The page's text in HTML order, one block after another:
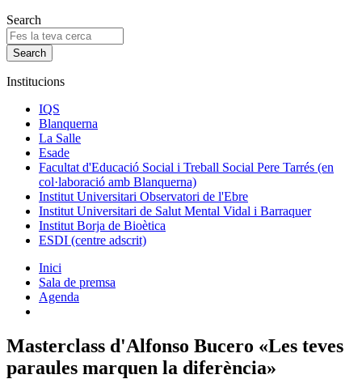
Search
Institucions
IQS
Blanquerna
La Salle
Esade
Facultat d'Educació Social i Treball Social Pere Tarrés (en
col·laboració amb Blanquerna)
Institut Universitari Observatori de l'Ebre
Institut Universitari de Salut Mental Vidal i Barraquer
Institut Borja de Bioètica
ESDI (centre adscrit)
Inici
Sala de premsa
Agenda
Masterclass d'Alfonso Bucero «Les teves
paraules marquen la diferència»